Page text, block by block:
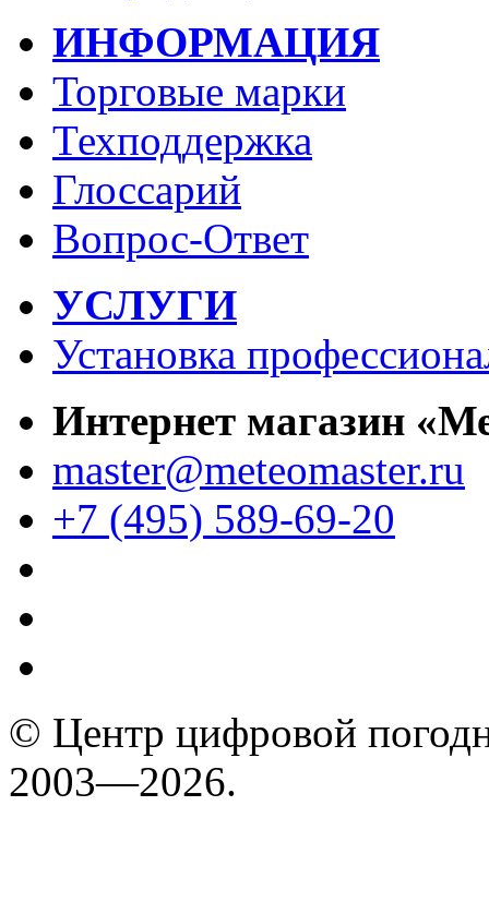
ИНФОРМАЦИЯ
Торговые марки
Техподдержка
Глоссарий
Вопрос-Ответ
УСЛУГИ
Установка
Интернет магазин
master@meteomaster.ru
+7 (495) 589-69-20
© Центр цифровой
2003—2026.